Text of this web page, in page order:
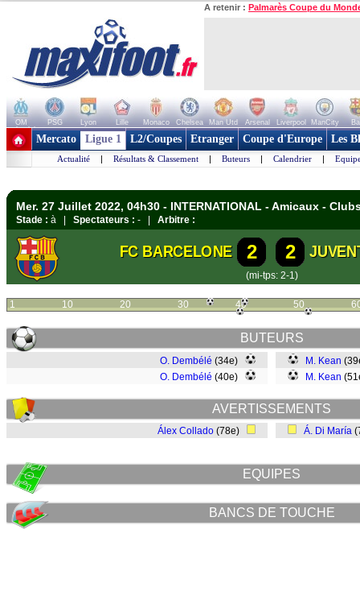
A retenir : Palmarès Coupe du
OM PSG Lyon Lille Monaco Chelsea Man Utd Arsenal Liverpool ManCity
+ de clubs
Mercato Ligue 1 L2/Coupes Etranger Coupe d'Europe Les
Actualité | Résultats & Classement | Buteurs | Calendrier |
Mer. 27 Juillet 2022, 04h30 - INTERNATIONAL - Amicaux -
Stade : à | Spectateurs : - | Arbitre :
FC BARCELONE 2 2
(mi-tps: 2-1)
1 10 20 30 40 50
BUTEURS
O. Dembélé (34e)
O. Dembélé (40e)
M. Kean
M. Kean
AVERTISSEMENTS
Álex Collado (78e) Á. Di María
EQUIPES
BANCS DE TOUCHE